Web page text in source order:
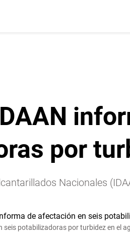
por
Nacionales
seis potabilizadoras por turbidez en el